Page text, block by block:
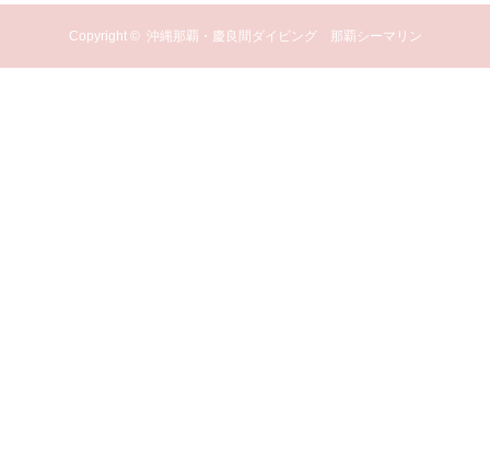
Copyright © 沖縄那覇・慶良間ダイビング 那覇シーマリン